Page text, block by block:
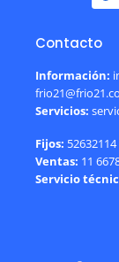
Contacto
Información:
Servicios:
Fijos:
Ventas: 11
Servicio